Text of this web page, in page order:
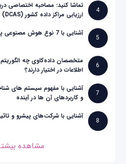
4
تماشا کنید: مصاحبه اختصاصی
ارزیابی مراکز داده کشور (DCAS)
5
آشنایی با 7 نوع هوش مصنوعی پرکاربرد
6
متخصصان داده‌کاوی چه
اطلاعات در اختیار دارند؟
7
و کاربردهای آن ها در آینده
8
آشنایی با شرکت‌های پیشرو و
مشاهده